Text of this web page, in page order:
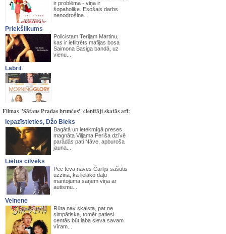
ir problēma - viņa ir
šopaholiķe. Esošais darbs
nenodrošina...
Priekšlikums
Policistam Terijam Martinu,
kas ir iefiltrēts mafijas bosa
Saimona Basiga bandā, uz
vienu...
Labrīt
Filmas "Sātans Pradas brunčos" cienītāji skatās arī:
Iepazīstieties, Džo Bleks
Bagātā un ietekmīgā preses
magnāta Viljama Periša dzīvē
parādās pati Nāve, apburoša
jauna...
Lietus cilvēks
Pēc tēva nāves Čārlijs sašutis
uzzina, ka lielāko daļu
mantojuma saņem viņa ar
autismu...
Velnene
Rūta nav skaista, pat ne
simpātiska, tomēr patiesi
centās būt laba sieva savam
vīram...